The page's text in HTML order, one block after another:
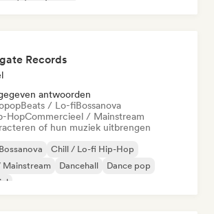
Records
antwoorden
Beats / Lo-fiBossanova
HopCommercieel / Mainstream
of hun muziek uitbrengen
Bossanova
Chill / Lo-fi Hip-Hop
Dancehall
Dance pop